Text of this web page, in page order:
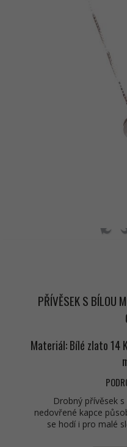
PŘÍVĚSEK S BÍLOU
Materiál: Bílé zlato 14
Drobný přívěsek
nedovřené kapce
se hodí i pro malé